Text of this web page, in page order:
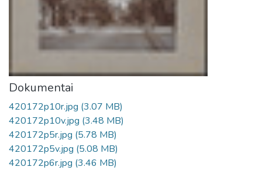
Dokumentai
420172p10r.jpg (3.07 MB)
420172p10v.jpg (3.48 MB)
420172p5r.jpg (5.78 MB)
420172p5v.jpg (5.08 MB)
420172p6r.jpg (3.46 MB)